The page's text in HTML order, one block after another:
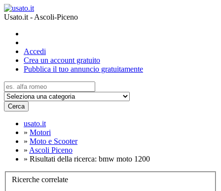
Usato.it - Ascoli-Piceno
Accedi
Crea un account gratuito
Pubblica il tuo annuncio gratuitamente
Cerca
usato.it
» Motori
» Moto e Scooter
» Ascoli Piceno
» Risultati della ricerca: bmw moto 1200
Ricerche correlate